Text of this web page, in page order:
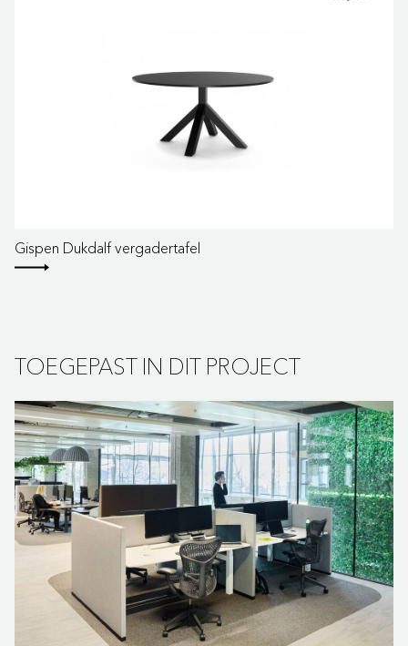
Gispen Dukdalf vergadertafel
TOEGEPAST IN DIT PROJECT